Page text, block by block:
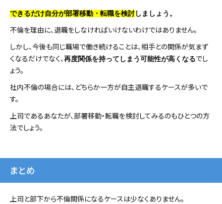
できるだけ自分が部署移動・転職を検討 しましょう。
不倫を理由に、退職をしなければいけないわけではありません。
しかし、今後も同じ職場で働き続けることは、相手との関係が気まず
くなるだけでなく、 再度関係を持ってしまう可能性が高くなるでし
ょう。
社内不倫の場合には、どちらか一方が自主退職するケースが多いで
す。
上司であるあなたが、部署移動・転職を検討してみるのもひとつの方
法でしょう。
まとめ
上司と部下から不倫関係になるケースは少なくありません。